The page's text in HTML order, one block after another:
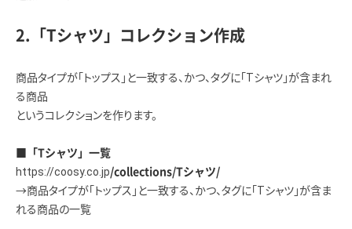
2.「Tシャツ」コレクション作成
商品タイプが「トップス」と一致する、かつ、タグに「Tシャツ」が含まれ
る商品
というコレクションを作ります。
■「Tシャツ」一覧
https://coosy.co.jp/collections/Tシャツ/
→商品タイプが「トップス」と一致する、かつ、タグに「Tシャツ」が含ま
れる商品の一覧